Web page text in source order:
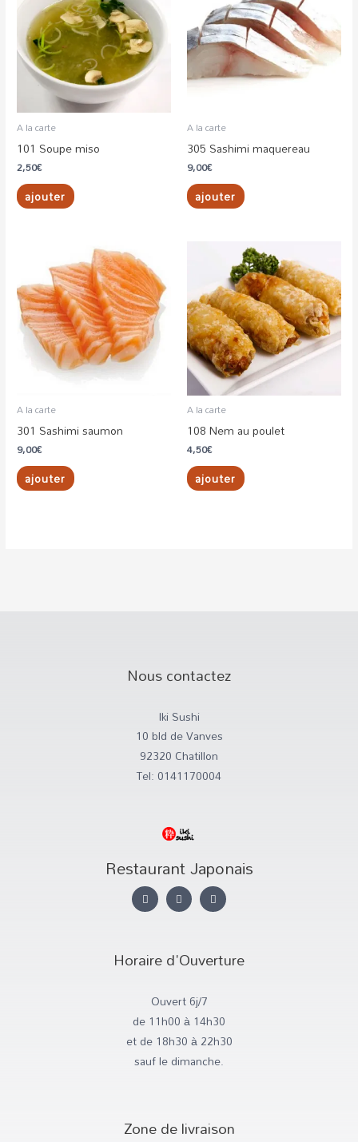
A la carte
101 Soupe miso
2,50€
ajouter
A la carte
305 Sashimi maquereau
9,00€
ajouter
A la carte
301 Sashimi saumon
9,00€
ajouter
A la carte
108 Nem au poulet
4,50€
ajouter
Nous contactez
Iki Sushi
10 bld de Vanves
92320 Chatillon
Tel: 0141170004
Restaurant Japonais
In
s
a
T
w
i
r
F
a
c
k
Horaire d'Ouverture
Ouvert 6j/7
de 11h00 à 14h30
et de 18h30 à 22h30
sauf le dimanche.
Zone de livraison